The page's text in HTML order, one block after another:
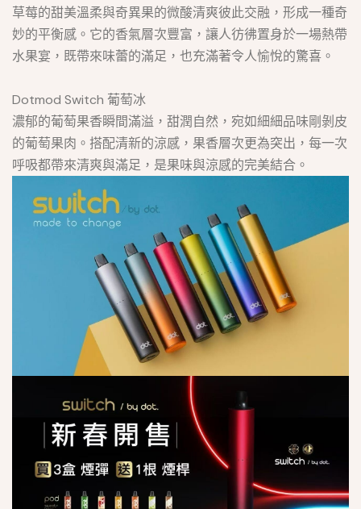
草莓的甜美溫柔與奇異果的微酸清爽彼此交融，形成一種奇
妙的平衡感。它的香氣層次豐富，讓人彷彿置身於一場熱帶
水果宴，既帶來味蕾的滿足，也充滿著令人愉悅的驚喜。
Dotmod Switch 葡萄冰
濃郁的葡萄果香瞬間滿溢，甜潤自然，宛如細細品味剛剝皮
的葡萄果肉。搭配清新的涼感，果香層次更為突出，每一次
呼吸都帶來清爽與滿足，是果味與涼感的完美結合。